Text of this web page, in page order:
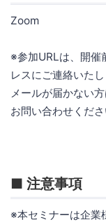
Zoom
※参加URLは、開催
レスにご連絡いたし
メールが届かない
お問い合わせくださ
■ 注意事項
※本セミナーは企業